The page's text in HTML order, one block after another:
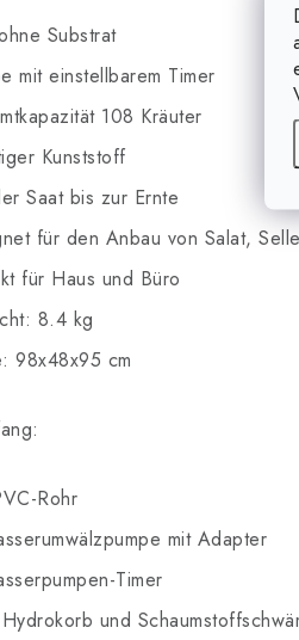
Substrat
mit einstellbarem Timer
108 Kräuter
Kunststoff
Saat bis zur Ernte
für den Anbau von Salat,
für Haus und Büro
8.4 kg
98x48x95 cm
Rohr
mit Adapter
Timer
und